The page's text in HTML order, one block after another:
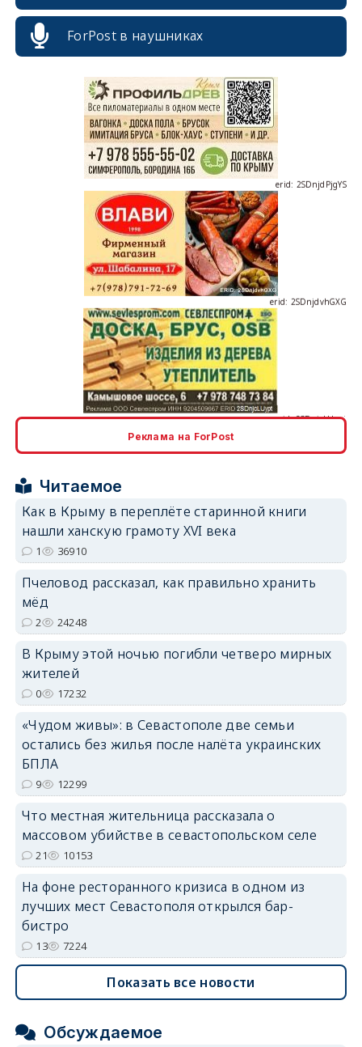
ForPost в наушниках
erid: 2SDnjdvhGXG
erid: 2SDnjcrDNw6
Реклама на ForPost
Читаемое
Как в Крыму в переплёте старинной книги
нашли ханскую грамоту XVI века
1 36910
Пчеловод рассказал, как правильно хранить
мёд
2 24248
В Крыму этой ночью погибли четверо мирных
жителей
0 17232
«Чудом живы»: в Севастополе две семьи
остались без жилья после налёта украинских
БПЛА
9 12299
Что местная жительница рассказала о
массовом убийстве в севастопольском селе
21 10153
На фоне ресторанного кризиса в одном из
лучших мест Севастополя открылся бар-
бистро
13 7224
Показать все новости
Обсуждаемое